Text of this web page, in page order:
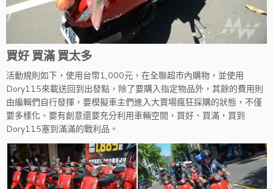
買好 買滿 買太多
活動規則如下，使用台幣1,000元，在全聯超市內購物，並使用
Dory115來載送回到出發點，除了要購入指定物品外，其餘的費用則
由編輯們自行發揮，要模擬車主們進入大賣場瘋狂採購的狀態，不僅
要多樣化、要有創意還要充分利用車輛空間，買好、買滿，買到
Dory115塞到滿滿的戰利品。